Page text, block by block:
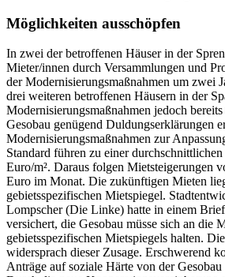
Möglichkeiten ausschöpfen
In zwei der betroffenen Häuser in der
Mieter/innen durch Versammlungen und
der Modernisierungsmaßnahmen um zwei
drei weiteren betroffenen Häusern in der
Modernisierungsmaßnahmen jedoch
Gesobau genügend Duldungserklärungen
Modernisierungsmaßnahmen zur
Standard führen zu einer
Euro/m². Daraus folgen Mietsteigerungen
Euro im Monat. Die zukünftigen Mieten
gebietsspezifischen Mietspiegel.
Lompscher (Die Linke) hatte in einem
versichert, die Gesobau müsse sich an die
gebietsspezifischen Mietspiegels halten.
widersprach dieser Zusage. Erschwerend
Anträge auf soziale Härte von der